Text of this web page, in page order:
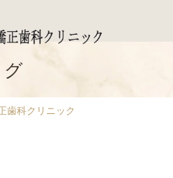
歯科クリニック